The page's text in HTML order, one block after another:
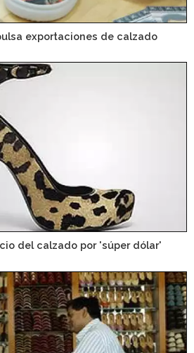
exportaciones de calzado
del calzado por 'súper dólar'